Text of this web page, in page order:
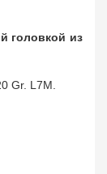
головкой из
Gr. L7M.